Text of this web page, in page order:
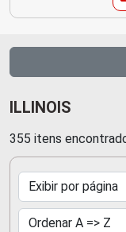
ILLINOIS
355 itens